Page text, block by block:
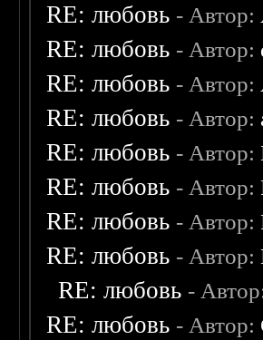
RE: любовь - Автор:
RE: любовь - Автор:
RE: любовь - Автор:
RE: любовь - Автор:
RE: любовь - Автор:
RE: любовь - Автор:
RE: любовь - Автор:
RE: любовь - Автор:
RE: любовь -
RE: любовь - Автор: